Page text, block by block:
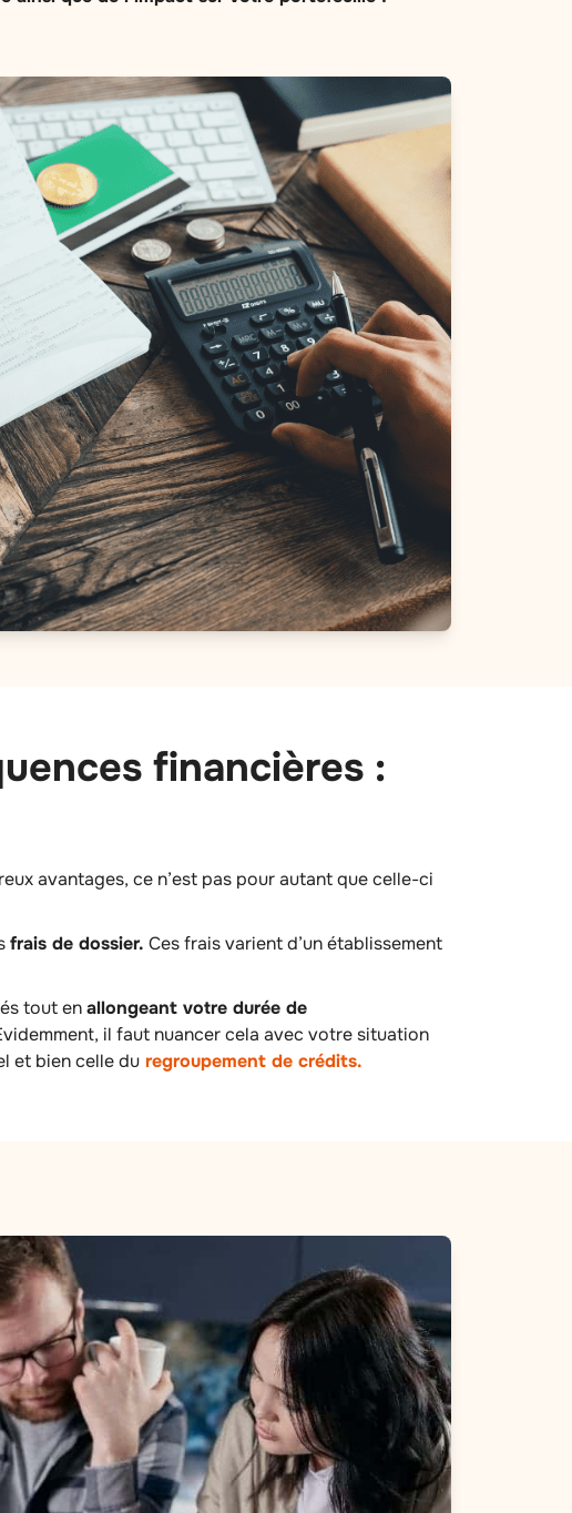
financières :
avantages, ce n’est pas pour autant que celle-ci
frais de dossier. Ces frais varient d’un établissement
tout enallongeant votre durée de
il faut nuancer cela avec votre situation
et bien celle duregroupement de crédits.